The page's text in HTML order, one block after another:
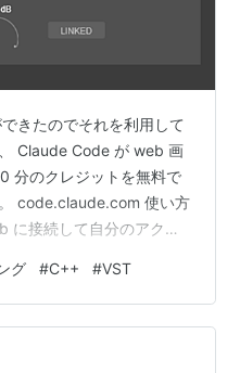
きたのでそれを利用して
Claude Code が web 画
分のクレジットを無料で
code.claude.com 使い方
に接続して自分のアクセ
ちょうどよく単純な
と思っていたのでこの実
とした。 VST3 エフェク
上で使える音響エフェク
グ #C++ #VST